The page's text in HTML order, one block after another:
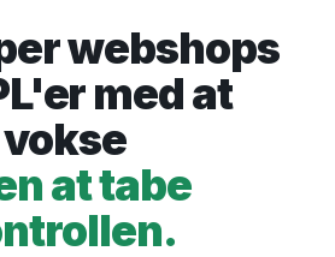
webshops
med at
vokse
at tabe